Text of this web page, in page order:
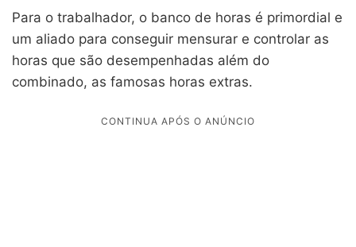
Para o trabalhador, o banco de horas é primordial e
um aliado para conseguir mensurar e controlar as
horas que são desempenhadas além do
combinado, as famosas horas extras.